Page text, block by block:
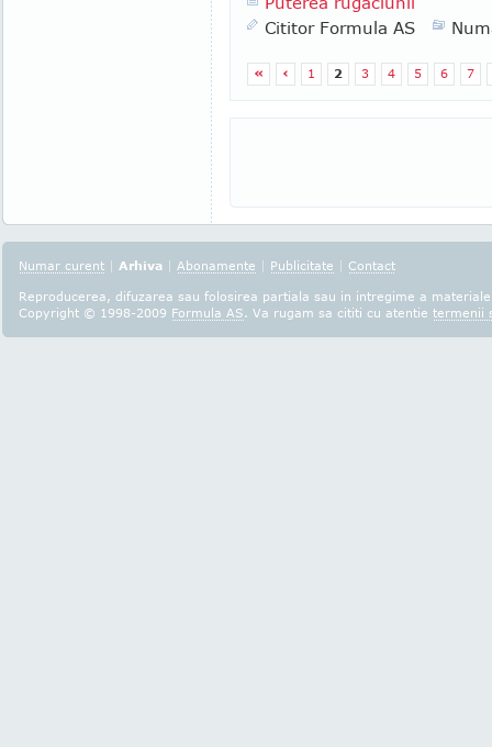
Cititor Formula AS
« ‹ 1 2 3 4 5 6 7
Numar curent | Arhiva | Abonamente | Publicitate | Contact
Reproducerea, difuzarea sau folosirea partiala sau in intregime a
Copyright © 1998-2009 Formula AS. Va rugam sa cititi cu atentie termenii